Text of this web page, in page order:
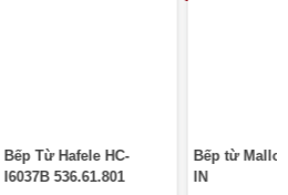
Bếp Từ Hafele HC-
I6037B 536.61.801
Bếp từ
IN